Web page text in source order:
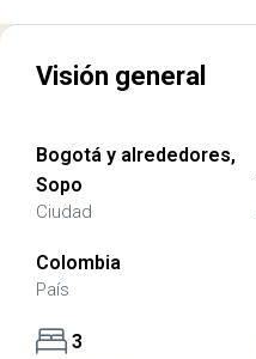
Visión general
Bogotá y alrededores,
Sopo
Ciudad
Colombia
País
3